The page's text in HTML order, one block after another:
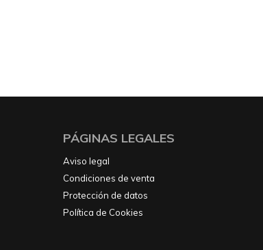
PÁGINAS LEGALES
Aviso legal
Condiciones de venta
Protección de datos
Política de Cookies